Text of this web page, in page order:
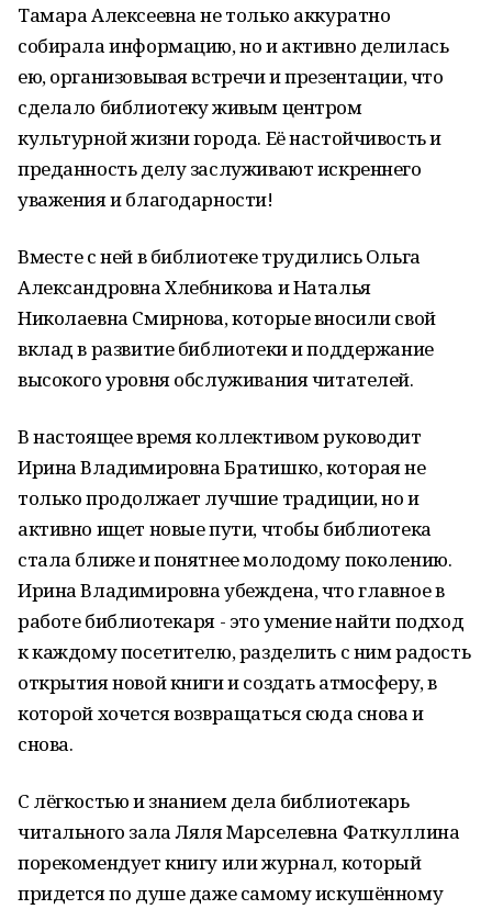
Тамара Алексеевна не только аккуратно
собирала информацию, но и активно делилась
ею, организовывая встречи и презентации, что
сделало библиотеку живым центром
культурной жизни города. Её настойчивость и
преданность делу заслуживают искреннего
уважения и благодарности!
Вместе с ней в библиотеке трудились Ольга
Александровна Хлебникова и Наталья
Николаевна Смирнова, которые вносили свой
вклад в развитие библиотеки и поддержание
высокого уровня обслуживания читателей.
В настоящее время коллективом руководит
Ирина Владимировна Братишко, которая не
только продолжает лучшие традиции, но и
активно ищет новые пути, чтобы библиотека
стала ближе и понятнее молодому поколению.
Ирина Владимировна убеждена, что главное в
работе библиотекаря - это умение найти подход
к каждому посетителю, разделить с ним радость
открытия новой книги и создать атмосферу, в
которой хочется возвращаться сюда снова и
снова.
С лёгкостью и знанием дела библиотекарь
читального зала Ляля Марселевна Фаткуллина
порекомендует книгу или журнал, который
придется по душе даже самому искушённому